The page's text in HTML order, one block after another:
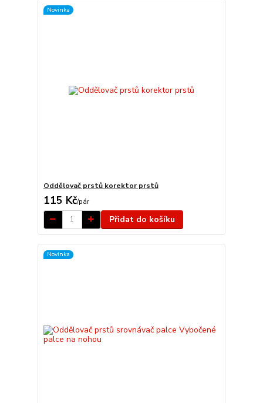
Novinka
Oddělovač prstů korektor prstů
115 Kč/pár
Přidat do košíku
Novinka